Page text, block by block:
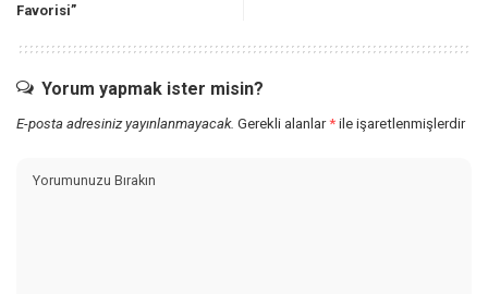
Favorisi”
Yorum yapmak ister misin?
E-posta adresiniz yayınlanmayacak. Gerekli alanlar* ile işaretlenmişlerdir